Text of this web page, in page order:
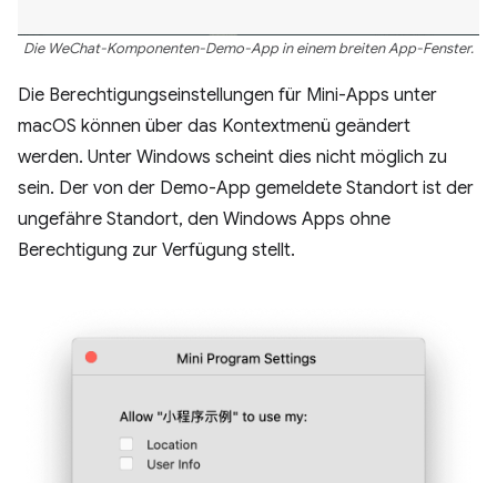
Die WeChat-Komponenten-Demo-App in einem breiten App-Fenster.
Die Berechtigungseinstellungen für Mini-Apps unter
macOS können über das Kontextmenü geändert
werden. Unter Windows scheint dies nicht möglich zu
sein. Der von der Demo-App gemeldete Standort ist der
ungefähre Standort, den Windows Apps ohne
Berechtigung zur Verfügung stellt.